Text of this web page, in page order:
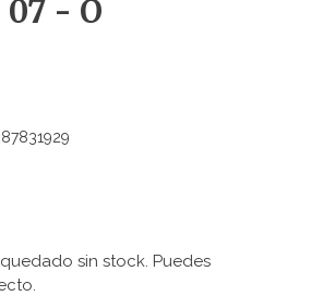
- O
sin stock. Puedes